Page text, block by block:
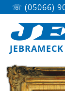
☏ (05066)